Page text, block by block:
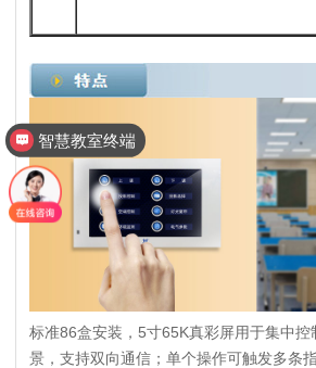
标准86盒安装，5寸65K真彩屏用于集中控
景，支持双向通信；单个操作可触发多条
智慧教室终端